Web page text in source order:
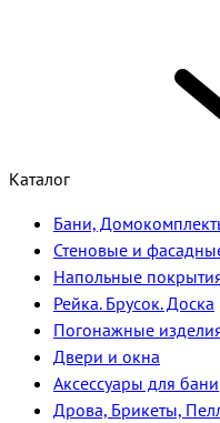
Каталог
Бани,
Стеновые и
Напольные
Рейка. Брусок. Доска
Погонажные
Двери и окна
Аксессуары для бани
Дрова, Брикеты,